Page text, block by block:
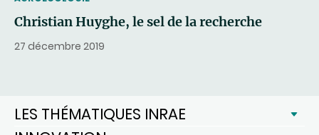
Christian Huyghe, le sel de la recherche
27 décembre 2019
LES THÉMATIQUES INRAE